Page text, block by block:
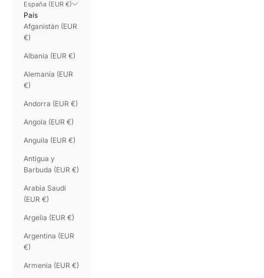
España (EUR €)
País
Afganistán (EUR
€)
Albania (EUR €)
Alemania (EUR
€)
Andorra (EUR €)
Angola (EUR €)
Anguila (EUR €)
Antigua y
Barbuda (EUR €)
Arabia Saudí
(EUR €)
Argelia (EUR €)
Argentina (EUR
€)
Armenia (EUR €)